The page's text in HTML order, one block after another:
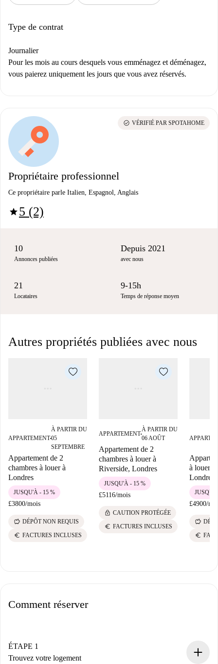
Type de contrat
Journalier
Pour les mois au cours desquels vous emménagez et déménagez,
vous paierez uniquement les jours que vous avez réservés.
Propriétaire professionnel
Ce propriétaire parle Italien, Espagnol, Anglais
star5 (2)
check_circle VÉRIFIÉ PAR SPOTAHOME
10
Annonces publiées
Depuis 2021
avec nous
21
Locataires
9-15h
Temps de réponse moyen
Autres propriétés publiées avec nous
APPARTEMENT■
À PARTIR DU
05
SEPTEMBRE
Appartement de 2
chambres à louer à
Londres
£3800/mois
JUSQU'À - 15 %
savings DÉPÔT NON REQUIS
euro FACTURES INCLUSES
APPARTEMENT■
À PARTIR DU
06 AOÛT
Appartement de 2
chambres à louer à
Riverside, Londres
£5116/mois
JUSQU'À - 15 %
lock CAUTION PROTÉGÉE
euro FACTURES INCLUSES
à louer,
Londres
£4900/
savings
euro
Comment réserver
ÉTAPE 1
Trouvez votre logement